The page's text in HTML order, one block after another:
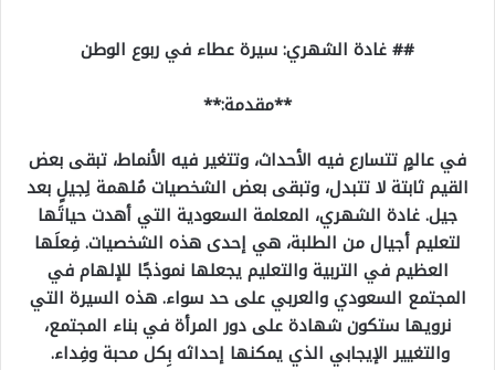
## غادة الشهري: سيرة عطاء في ربوع الوطن
**مقدمة:**
في عالمٍ تتسارع فيه الأحداث، وتتغير فيه الأنماط، تبقى بعض
القيم ثابتة لا تتبدل، وتبقى بعض الشخصيات مُلهمة لِجيلٍ بعد
جيل. غادة الشهري، المعلمة السعودية التي أهدت حياتَها
لتعليم أجيال من الطلبة، هي إحدى هذه الشخصيات. فِعلَها
العظيم في التربية والتعليم يجعلها نموذجًا للإلهام في
المجتمع السعودي والعربي على حد سواء. هذه السيرة التي
نرويها ستكون شهادة على دور المرأة في بناء المجتمع،
والتغيير الإيجابي الذي يمكنها إحداثه بِكل محبة وفِداء.